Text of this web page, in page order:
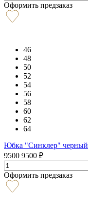
Оформить предзаказ
46
48
50
52
54
56
58
60
62
64
Юбка "Синклер" черный
9500 9500 ₽
Оформить предзаказ